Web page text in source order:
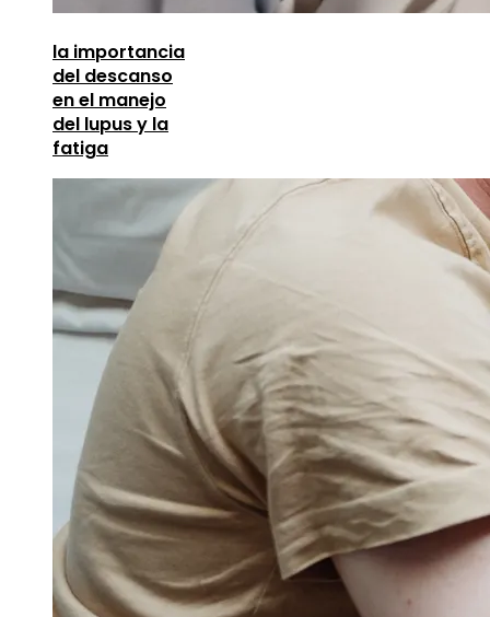
la importancia
del descanso
en el manejo
del lupus y la
fatiga